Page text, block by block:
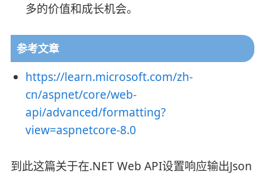
多的价值和成长机会。
参考文章
https://learn.microsoft.com/zh-
cn/aspnet/core/web-
api/advanced/formatting?
view=aspnetcore-8.0
到此这篇关于在.NET Web API设置响应输出Json